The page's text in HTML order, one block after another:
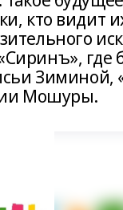
кто видит
где
Зиминой,
Мошуры.